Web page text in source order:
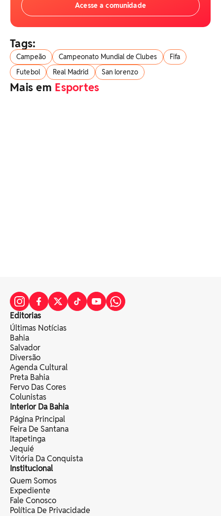
Acesse a comunidade
Tags:
Campeão Campeonato Mundial de Clubes
Fifa
Futebol
Real Madrid San lorenzo
Mais em Esportes
Editorias
Últimas Notícias
Bahia
Salvador
Diversão
Agenda Cultural
Preta Bahia
Fervo Das Cores
Colunistas
Interior Da Bahia
Página Principal
Feira De Santana
Itapetinga
Jequié
Vitória Da Conquista
Institucional
Quem Somos
Expediente
Fale Conosco
Política De Privacidade